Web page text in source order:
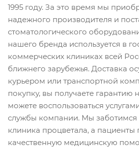
1995 году. За это время мы
надежного производителя и
стоматологического
нашего бренда используется в
коммерческих клиниках всей
ближнего зарубежья. Доставка
курьером или транспортной
покупку, вы получаете гарантию
можете воспользоваться
службы компании. Мы заботимся
клиника процветала, а пациенты
качественную медицинскую